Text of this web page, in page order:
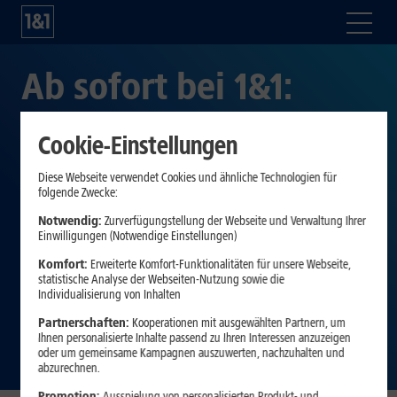
Ab sofort bei 1&1:
Samsung Galaxy Z
Flip4 und Samsung
Galaxy S22 mit Galaxy
Watch4 ab 9,99 Euro
monatlich und 0 Euro
Einmalzahlung
Cookie-Einstellungen
Diese Webseite verwendet Cookies und ähnliche Technologien für
folgende Zwecke:
Notwendig: Zurverfügungstellung der Webseite und Verwaltung Ihrer
Einwilligungen (Notwendige Einstellungen)
Komfort: Erweiterte Komfort-Funktionalitäten für unsere Webseite,
statistische Analyse der Webseiten-Nutzung sowie die
Individualisierung von Inhalten
Partnerschaften: Kooperationen mit ausgewählten Partnern, um
Ihnen personalisierte Inhalte passend zu Ihren Interessen anzuzeigen
oder um gemeinsame Kampagnen auszuwerten, nachzuhalten und
abzurechnen.